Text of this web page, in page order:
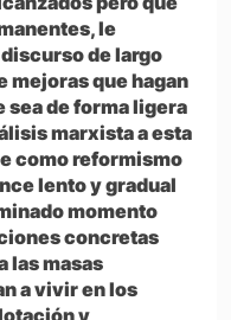
le
de largo
mejoras que hagan
sea de forma ligera
marxista a esta
como reformismo
lento y gradual
momento
concretas
las masas
a vivir en los